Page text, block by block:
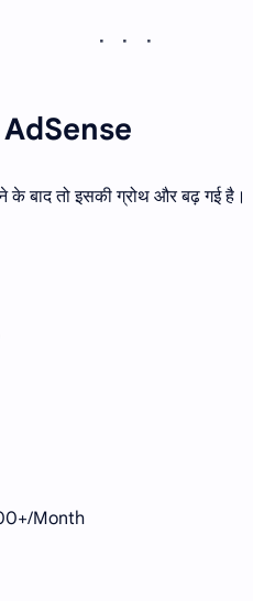
बाद तो इसकी ग्रोथ और बढ़ गई है।
Month